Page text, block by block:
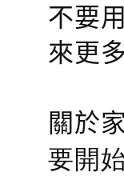
不要
來更
關於
要開